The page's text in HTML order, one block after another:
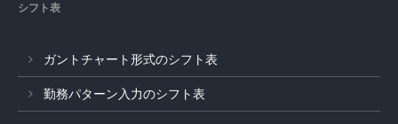
シフト表
ガントチャート形式のシフト表
勤務パターン入力のシフト表